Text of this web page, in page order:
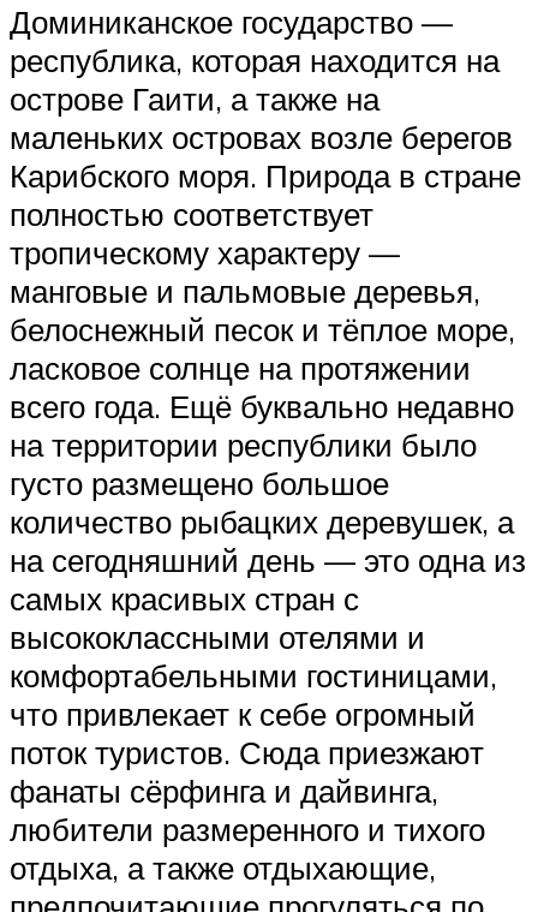
Доминиканское государство —
республика, которая находится на
острове Гаити, а также на
маленьких островах возле берегов
Карибского моря. Природа в стране
полностью соответствует
тропическому характеру —
манговые и пальмовые деревья,
белоснежный песок и тёплое море,
ласковое солнце на протяжении
всего года. Ещё буквально недавно
на территории республики было
густо размещено большое
количество рыбацких деревушек, а
на сегодняшний день — это одна из
самых красивых стран с
высококлассными отелями и
комфортабельными гостиницами,
что привлекает к себе огромный
поток туристов. Сюда приезжают
фанаты сёрфинга и дайвинга,
любители размеренного и тихого
отдыха, а также отдыхающие,